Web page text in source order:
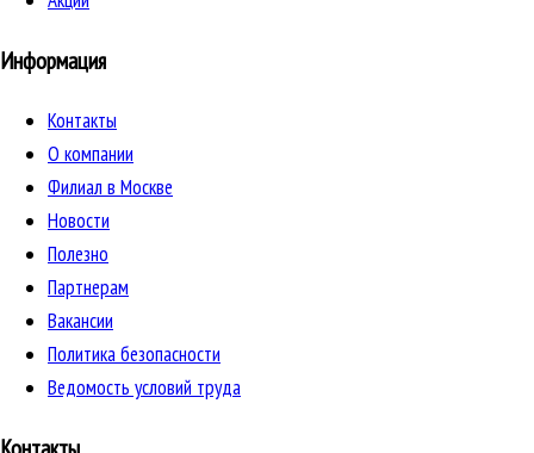
Информация
Контакты
О компании
Филиал в Москве
Новости
Полезно
Партнерам
Вакансии
Политика безопасности
Ведомость условий труда